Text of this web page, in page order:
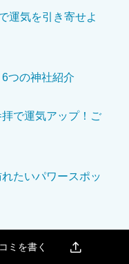
サービスへのリンクは
運気を引き寄せよ
つの神社紹介
で運気アップ！ご
たいパワースポッ
ミを書く 